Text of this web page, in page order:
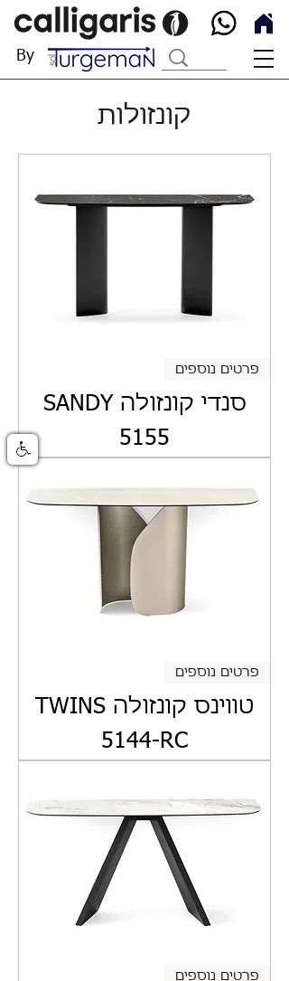
By
קונזולות
פרטים נוספים
סנדי קונזולה SANDY
5155
פרטים נוספים
טווינס קונזולה TWINS
5144-RC
פרטים נוספים